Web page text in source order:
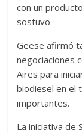
con un
sostuvo.
Geese afirmó
negociaciones
Aires para
biodiesel en el
importantes.
La iniciativa de